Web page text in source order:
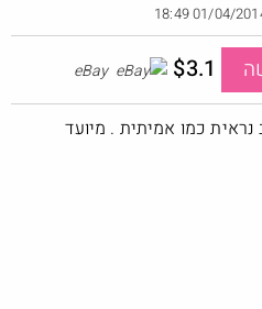
Baseus Security S2 — מצלמת אבטחה חיצונית 4K סולארית, זיהוי
3 · 4· 282
$3.1
eBay
כמו אמיתית . מיועד